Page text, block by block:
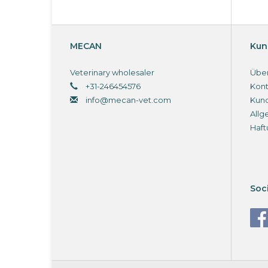
MECAN
Veterinary wholesaler
+31-246454576
info@mecan-vet.com